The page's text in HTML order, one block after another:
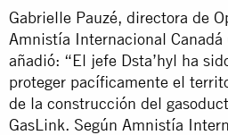
Gabrielle Pauzé, directora de
Amnistía Internacional Canadá
añadió: “El jefe Dsta’hyl ha
proteger pacíficamente el
de la construcción del
GasLink. Según Amnistía